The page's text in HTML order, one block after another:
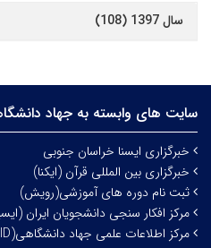
سال 1397 (108)
سایت های وابسته به جهاد
خبرگزاری ایسنا خراسان جنوبی
خبرگزاری بین المللی قرآن (ایکنا)
ثبت نام دوره های آموزشی(رویش)
مرکز افکار سنجی دانشجویان ایران
مرکز اطلاعات علمی جهاد دانشگاهی(SID)